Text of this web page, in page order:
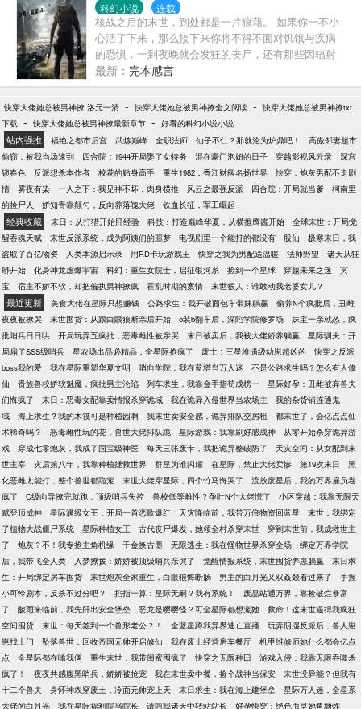
科幻小说 连载
核战之后的末世，到处都是一片狼藉。 如果你一不小
心活了下来，那么接下来你将不得不面对饥饿与疾病
的恐惧，一到夜晚就会发狂的丧尸，还有那些因辐射
而变得奇形怪状的异种... 然而对江晨来说，这里却是
天堂。 遍地都是无所属的豪宅，遍地都是遗弃的豪
车，还有那无人问津的黄金与黑科技... 什么？你是战
前XXX游戏公司的老总？专门负责策划3A级虚拟实境
网游？好说好说，给我干活儿开发手游，日薪两块馒
头够不够？ 爱疯6？超薄？看见没，我这未来人科技公
司的手机比套套还薄你信不信？ 航母？战机？哦，那
些玩意我也有，不过是飞太空的那种... 且看拥有自由
穿梭两个世界能力的江晨，如何打造一个横跨现世与
末世的帝国... 书友群：482875504
最新： 完本感言
快穿大佬她总被男神撩 洛元一清 - 快穿大佬她总被男神撩全文阅读 - 快穿大佬她总被男神撩txt
下载 - 快穿大佬她总被男神撩最新章节 - 好看的科幻小说小说
站内强推 福艳之都市后宫 武炼巅峰 全职法师 仙子不仁？那就沦为炉鼎吧！
高傲邻妻超市
偷窃，被我当场逮到
四合院：1944开局娶了女特务 混在豪门泡妞的日子 穿越影视风云录
深宫
锁春色
反派想杀本作者 校花的贴身高手 重生1982：香江财阀名扬世界
快穿：炮灰男配不走剧
情
雾夜有染 一人之下：我见神不坏，肉身横推 风云之最强反派 四合院：开局就当爹
柯南里
的捡尸人
娇知青靠颠勺，反向养落魄大佬 铁血长征，军工崛起
经典收藏 末日：从打猎开始肝经验 科技：打造巅峰华夏，从横推鹰酱开始
全球末世：开局觉
醒吞魂天赋
末世反派系统，成为阿姨们的噩梦 电视剧里一个能打的都没有 股仙
极寒末日，我
盗取了百亿物资
人类本源启示录 用RD卡玩游戏王 快穿之我为男配送温暖 法师野望
诸天从狂
蟒开始
化身神龙虐爆宇宙 科幻：重生女院士，启征银河系 捡到一个星球 穿越未来之迷
冥
宝
宿主不娇不软，却把偏执男神撩疯 霍乱时期的案情 末世狠人：谁敢动我老婆女儿？
最近更新 美食大佬在星际只想赚钱 公路求生：我开破面包车带妹躺赢
偷养N个疯批后，丑雌
夜夜被撩哭
末世囤货：从跟白眼狼断亲后开始 o装b翻车后，深陷学院修罗场
妹宝一亲就怂，疯
批哨兵日日哄
开局玩弄五疯批，恶毒雌性被亲哭 末日被卖后，我被大佬娇养躺赢
星际驯夫：开
局扇了SSS级哨兵
星农场出品必精品，全星际抢疯了 废土：三星堆满级幼崽超凶的
快穿之反派
boss我的爱
我在星际重塑华夏文明 哨向学院：我在蓝塔当万人迷
不是公路求生吗？怎么有人修
仙
贵族兽校娇软魅魔，疯批男主沦陷 列车求生，我靠金手指苟成榜一
星际好孕：丑雌被弃兽夫
们悔疯了
末日：恶毒女配靠卖情报杀穿诡域 我在诡异入侵世界当农场主
我的杂货铺连通鬼
域
海上求生？我的木筏可是种植园啊 我末世卖安全感，诡异排队交房租
都末世了，会亿点点仙
术稀奇吗？
恶毒雌性玩的花，兽世大佬排队跪 星际游戏：我靠刷好感成神
从零开始杀穿诡异游
戏
穿成七零炮灰，我成了国宝级神医 每天三张废卡，我把诡异整破防了
天灾空间：从女配到末
世主宰
灾后第八年，我靠种植拯救世界 群星为谁闪耀 在星际，禁止大佬卖惨 第19次末日
黑
化恶雌太能打，整个兽世都跪宠
末世大佬穿星际，四个竹马悔哭了
流放废星后，我的万界雇员卷
疯了
C级向导撩完就跑，顶级哨兵失控 兽校低等雌性？孕吐N个大佬慌了
小区穿越：我靠无限天
赋登顶成神
星际满级女王：开局一首恋歌爆红 天灾降临前，我带万倍物资回蓝星
末世：我绑定
了植物大战僵尸系统
星际种植女王 古代丧尸爆发，她领全村杀穿末世
穿到末世前，我成救世主
了
炮灰？不！我专抢主角机缘 千金换古墨 无限逃生：我在怪物世界杀穿全场
绑定万界学院
后，我带飞全人类
入梦撩拨：娇娇被顶级哨兵亲哭了 觉醒情报系统，末世囤货养崽躺赢
末日求
生：开局绑定房车囤货
末世炮灰全家重生，白眼狼悔断肠 男主的白月光又双叒叕看过来了
手握
小可怜剧本，反杀不过分吧？
掐指一算：星际无嗣？我有系统！
废品站通万界，靠捡破烂暴富
了
酸雨来临前，我先肝出安全堡垒 恶龙是嘤嘤怪？可全星际都想宠她
救命！这末世逼得我疯狂
空间囤货
末世：每天签到一个兽形老公？！ 全蓝星蹲我异界逃亡直播
玩弄阴湿反派后，兽人崽
崽找上门
坠落兽世：回收帝国元帅开启修仙 我在废土经营房车餐厅
机甲维修师她什么都会亿点
点
全星际都在嗑我俩 重生末世，我带闺蜜囤疯了 快穿之无限种田
游戏入侵：我靠无限吞噬杀
疯了！
夜夜共感腹黑哨兵，娇娇被抢宠 我在末世卖中餐，捡个战神当保安
末世没异能？但我有
十二个兽夫
身怀神农穿废土，冷面元帅宠上天 末日求生：我在海上建堡垒
星际万人迷，全星系
大佬的白月光
我在星际福利院当院长 请叫我诸天中转站站长 好孕快穿：绝色虫皇她鱼塘炸